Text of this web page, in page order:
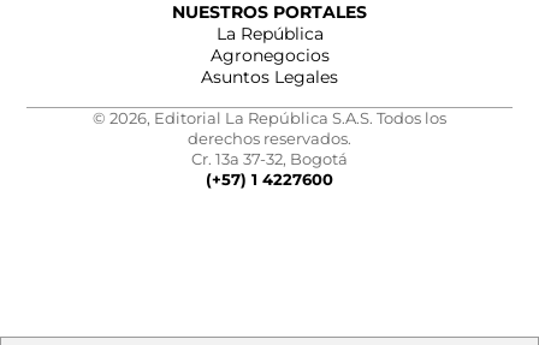
NUESTROS PORTALES
La República
Agronegocios
Asuntos Legales
© 2026, Editorial La República S.A.S. Todos los
derechos reservados.
Cr. 13a 37-32, Bogotá
(+57) 1 4227600